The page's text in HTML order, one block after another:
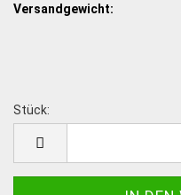
Versandgewicht:
Stück: